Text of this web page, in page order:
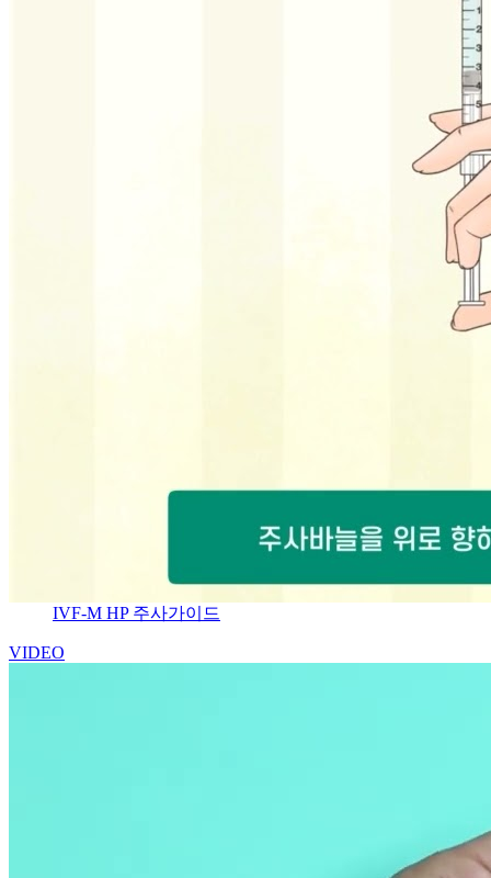
IVF-M HP 주사가이드
VIDEO